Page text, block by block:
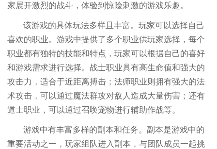
家展开激烈的战斗，体验到惊险刺激的游戏乐趣。
该游戏的具体玩法多样且丰富。玩家可以选择自己
喜欢的职业。游戏中提供了多个职业供玩家选择，每个
职业都有独特的技能和特点，玩家可以根据自己的喜好
和游戏需求进行选择。战士职业具有高生命值和强大的
攻击力，适合于近距离搏击；法师职业则拥有强大的法
术攻击，可以通过魔法群攻对敌人造成大量伤害；还有
道士职业，可以通过召唤宠物进行辅助作战等。
游戏中有丰富多样的副本和任务。副本是游戏中的
重要活动之一，玩家组队进入副本，与团队成员一起挑